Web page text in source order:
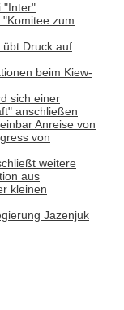
"Inter"
zum
Druck auf
beim Kiew-
sich einer
anschließen
Anreise von
von
weitere
aus
kleinen
Jazenjuk